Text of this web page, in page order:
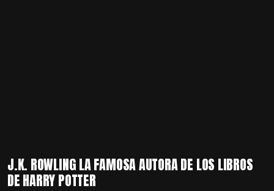
J.K. ROWLING LA FAMOSA AUTORA DE LOS LIBROS
DE HARRY POTTER